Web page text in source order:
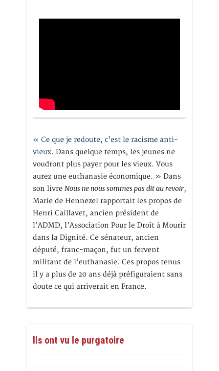
« Ce que je redoute, c’est le racisme anti-
vieux. Dans quelque temps, les jeunes ne
voudront plus payer pour les vieux. Vous
aurez une euthanasie économique. » Dans
son livre Nous ne nous sommes pas dit au revoir,
Marie de Hennezel rapportait les propos de
Henri Caillavet, ancien président de
l’ADMD, l’Association Pour le Droit à Mourir
dans la Dignité. Ce sénateur, ancien
député, franc-maçon, fut un fervent
militant de l’euthanasie. Ces propos tenus
il y a plus de 20 ans déjà préfiguraient sans
doute ce qui arriverait en France.
Ils ont vu le purgatoire